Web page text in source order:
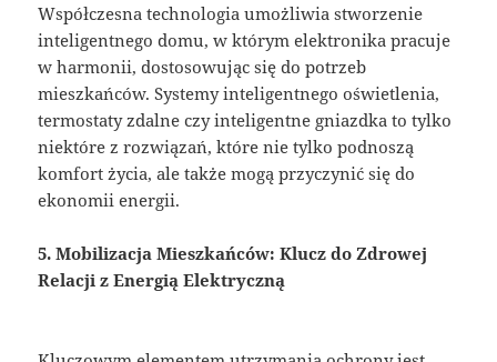
Współczesna technologia umożliwia stworzenie
inteligentnego domu, w którym elektronika pracuje
w harmonii, dostosowując się do potrzeb
mieszkańców. Systemy inteligentnego oświetlenia,
termostaty zdalne czy inteligentne gniazdka to tylko
niektóre z rozwiązań, które nie tylko podnoszą
komfort życia, ale także mogą przyczynić się do
ekonomii energii.
5. Mobilizacja Mieszkańców: Klucz do Zdrowej
Relacji z Energią Elektryczną